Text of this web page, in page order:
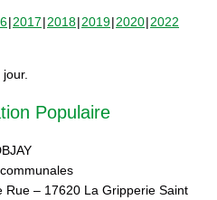
2017 2018 2019 2020 2022
Populaire
Rue – 17620 La Gripperie Saint